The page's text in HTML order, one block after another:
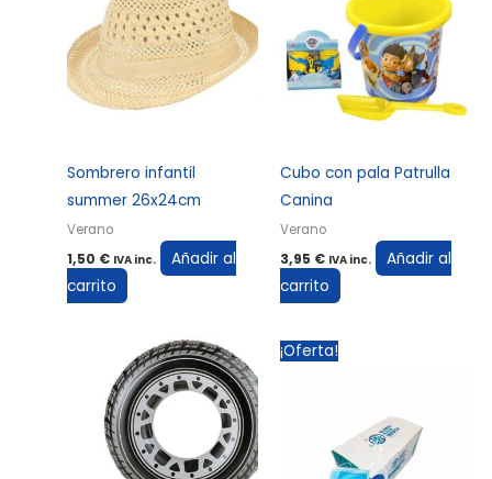
Sombrero infantil
summer 26x24cm
Verano
1,50 € IVA inc.
Añadir al
carrito
Cubo con pala Patrulla
Canina
Verano
3,95 € IVA inc.
Añadir al
carrito
¡Oferta!
El
precio
3,95 €.